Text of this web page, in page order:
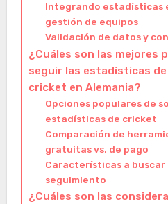
Integrando estadísticas
gestión de equipos
Validación de datos y
¿Cuáles son las mejores
seguir las estadísticas
cricket en Alemania?
Opciones populares de
estadísticas de cricket
Comparación de
gratuitas vs. de pago
Características a
seguimiento
¿Cuáles son las